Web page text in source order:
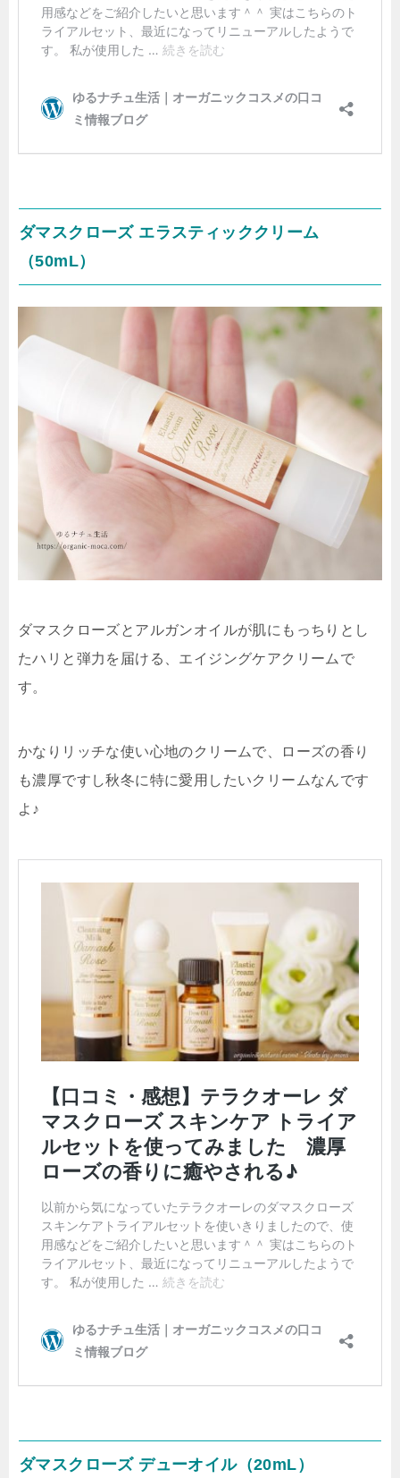
ダマスクローズ エラスティッククリーム
（50mL）
ダマスクローズとアルガンオイルが肌にもっちりとし
たハリと弾力を届ける、エイジングケアクリームで
す。
かなりリッチな使い心地のクリームで、ローズの香り
も濃厚ですし秋冬に特に愛用したいクリームなんです
よ♪
ダマスクローズ デューオイル（20mL）